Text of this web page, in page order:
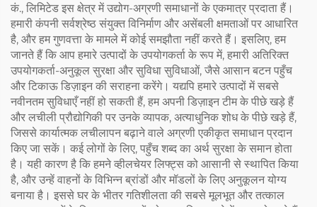
कं., लिमिटेड इस क्षेत्र में उद्योग-अग्रणी समाधानों के एकमात्र प्रदाता हैं।
हमारी कंपनी सर्वश्रेष्ठ संयुक्त विनिर्माण और असेंबली क्षमताओं पर आधारित
है, और हम गुणवत्ता के मामले में कोई समझौता नहीं करते हैं। इसलिए, हम
जानते हैं कि आप हमारे उत्पादों के उपयोगकर्ता के रूप में, हमारी अतिरिक्त
उपयोगकर्ता-अनुकूल सुरक्षा और सुविधा सुविधाओं, जैसे आसान बटन पहुँच
और टिकाऊ डिज़ाइन की सराहना करेंगे। यद्यपि हमारे उत्पादों में सबसे
नवीनतम सुविधाएँ नहीं हो सकती हैं, हम अपनी डिज़ाइन टीम के पीछे खड़े हैं
और लचीली प्रौद्योगिकी पर उनके व्यापक, अत्याधुनिक शोध के पीछे खड़े हैं,
जिससे कार्यात्मक लचीलापन बढ़ाने वाले अग्रणी एकीकृत समाधान प्रदान
किए जा सकें। कई लोगों के लिए, पहुँच शब्द का अर्थ सुरक्षा के समान होता
है। यही कारण है कि हमने व्हीलचेयर लिफ्ट्स को आसानी से स्थापित किया
है, और उन्हें वाहनों के विभिन्न ब्रांडों और मॉडलों के लिए अनुकूलन योग्य
बनाया है। इससे घर के भीतर गतिशीलता की सबसे मूलभूत और तत्काल